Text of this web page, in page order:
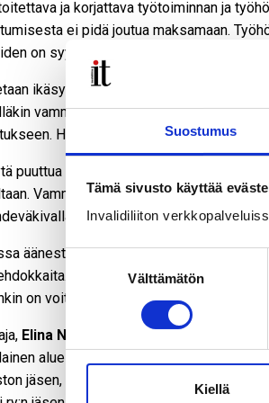
Suostumus
Tämä sivusto käyttää
Invalidiliiton
Suostumuksen
valinta
Välttämätön
Kiellä
ja korjattava työtoiminnan ja
ei pidä joutua maksamaan.
on syytä tukea meidän vammaisten ja
ikäsyrjintä. Vammaisuus tai sairaus ei
vammaisella on oltava oikeus
Häntä ei saa siirtää
puuttua meihin vammaisiin kohdistuvaan
Vammaisella naisella tai tytöllä on
tai hyväksikäytön uhriksi
äänestäminen on mahdollisuus
Meidän vammaistenkin on
on voitava toimia työntekijöinä,
Elina Nykyri,
on Vasemmistoliiton
alue- ja kuntavaravaltuutettu,
jäsen, Heta-liiton valtuuston